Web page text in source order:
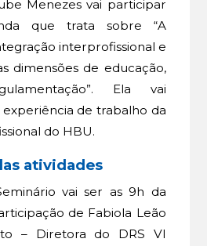
Menezes vai participar
que trata sobre “A
interprofissional e
dimensões de educação,
Ela vai
de trabalho da
do HBU.
atividades
vai ser as 9h da
de Fabiola Leão
– Diretora do DRS VI